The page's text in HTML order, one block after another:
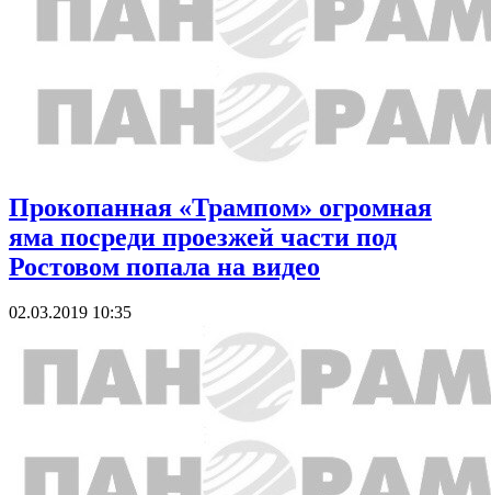
Прокопанная «Трампом» огромная
яма посреди проезжей части под
Ростовом попала на видео
02.03.2019 10:35